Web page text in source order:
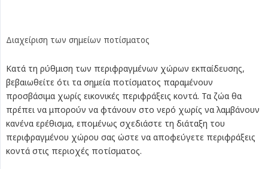
Διαχείριση των σημείων ποτίσματος
Κατά τη ρύθμιση των περιφραγμένων χώρων εκπαίδευσης,
βεβαιωθείτε ότι τα σημεία ποτίσματος παραμένουν
προσβάσιμα χωρίς εικονικές περιφράξεις κοντά. Τα ζώα θα
πρέπει να μπορούν να φτάνουν στο νερό χωρίς να λαμβάνουν
κανένα ερέθισμα, επομένως σχεδιάστε τη διάταξη του
περιφραγμένου χώρου σας ώστε να αποφεύγετε περιφράξεις
κοντά στις περιοχές ποτίσματος.